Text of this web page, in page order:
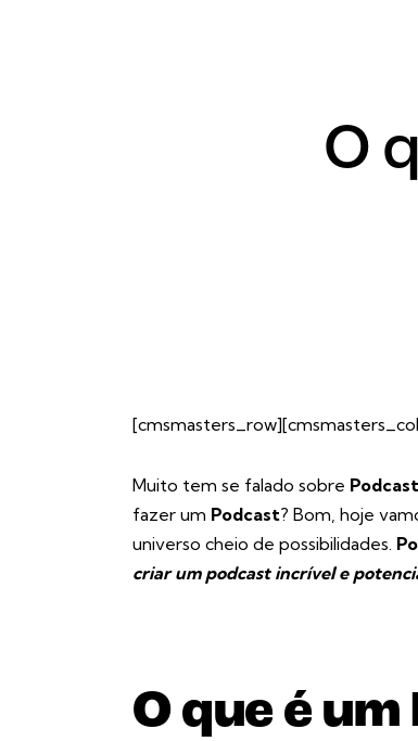
O
Muito tem se falado sobre Podcast
fazer um Podcast? Bom, hoje
universo cheio de possibilidades.
criar um podcast incrível e
O que é um